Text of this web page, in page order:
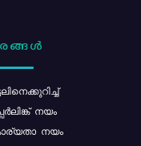
നയം
നയം